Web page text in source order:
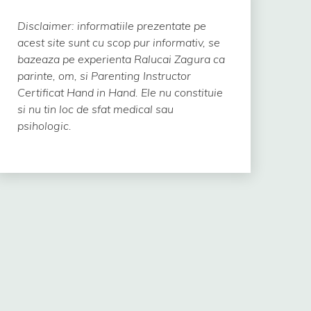
Disclaimer: informatiile prezentate pe
acest site sunt cu scop pur informativ, se
bazeaza pe experienta Ralucai Zagura ca
parinte, om, si Parenting Instructor
Certificat Hand in Hand. Ele nu constituie
si nu tin loc de sfat medical sau
psihologic.